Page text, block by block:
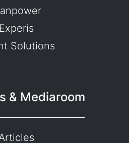
Experis
Solutions
& Mediaroom